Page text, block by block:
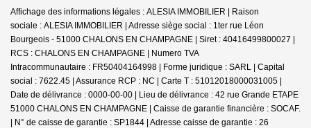
Affichage des informations légales : ALESIA IMMOBILIER | Raison
sociale : ALESIA IMMOBILIER | Adresse siège social : 1ter rue Léon
Bourgeois - 51000 CHALONS EN CHAMPAGNE | Siret : 40416499800027 |
RCS : CHALONS EN CHAMPAGNE | Numero TVA
Intracommunautaire : FR50404164998 | Forme juridique : SARL | Capital
social : 7622.45 | Assurance RCP : NC | Carte T : 51012018000031005 |
Date de délivrance : 0000-00-00 | Lieu de délivrance : 42 rue Grande ETAPE
51000 CHALONS EN CHAMPAGNE | Caisse de garantie financière : SOCAF.
| N° de caisse de garantie : SP1844 | Adresse caisse de garantie : 26